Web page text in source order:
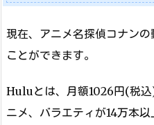
現在、アニメ名探偵コナン
ことができます。
Huluとは、月額1026円(税
ニメ、バラエティが14万本